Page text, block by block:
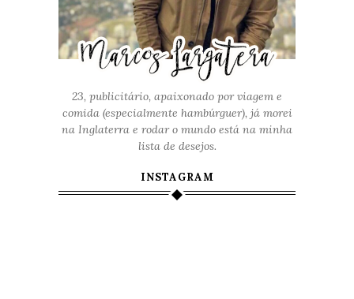
23, publicitário, apaixonado por viagem e
comida (especialmente hambúrguer), já morei
na Inglaterra e rodar o mundo está na minha
lista de desejos.
INSTAGRAM